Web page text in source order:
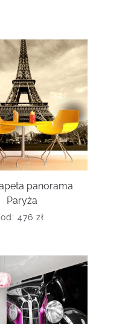
panorama
Paryża
od: 476 zł